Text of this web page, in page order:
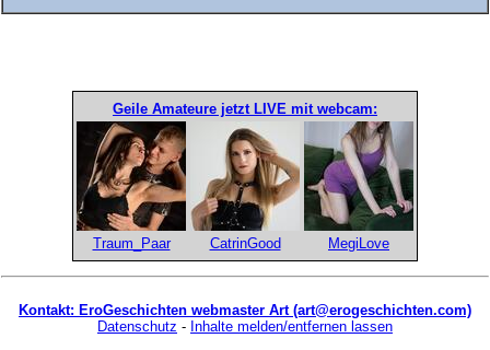
Geile Amateure jetzt LIVE mit webcam:
Traum_Paar CatrinGood MegiLove
Kontakt: EroGeschichten webmaster Art (art@erogeschichten.com)
Datenschutz - Inhalte melden/entfernen lassen